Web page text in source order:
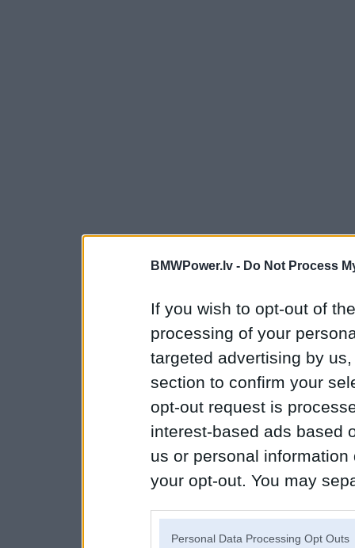
BMWPower.lv - Do Not Process
If you wish to opt-out of
processing of your
targeted advertising by
section to confirm your
opt-out request is
interest-based ads based
us or personal
your opt-out. You may
Personal Data Processing Opt Outs